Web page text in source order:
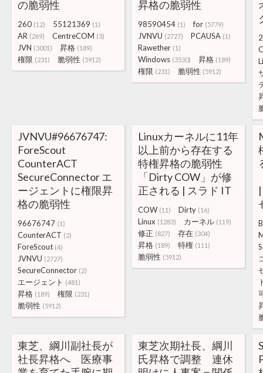
の脆弱性
260 (12) 55121369 (1)
AR (269) CentreCOM (3)
JVN (3001) 昇格 (189)
権限 (231) 脆弱性 (5912)
昇格の脆弱性
98590454 (1) for (5779)
JVNVU (2727) PCAUSA (1)
Rawether (1)
Windows (3530) 昇格 (189)
権限 (231) 脆弱性 (5912)
JVNVU#96676747:
ForeScout
CounterACT
SecureConnector エ
ージェントに権限昇
格の脆弱性
96676747 (1)
CounterACT (2)
ForeScout (4)
JVNVU (2727)
SecureConnector (2)
エージェント (481)
昇格 (189) 権限 (231)
脆弱性 (5912)
Linuxカーネルに11年
以上前から存在する
特権昇格の脆弱性
「Dirty COW」が修
正される | スラド IT
COW (11) Dirty (16)
Linux (1283) カーネル (119)
修正 (827) 存在 (304)
昇格 (189) 特権 (111)
脆弱性 (5912)
東芝、綱川副社長が
社長昇格へ 医療事
東芝次期社長、綱川
氏昇格で調整 連休